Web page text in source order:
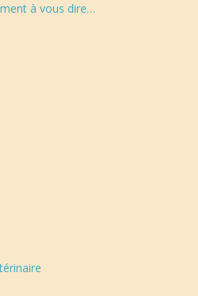
à vous dire…